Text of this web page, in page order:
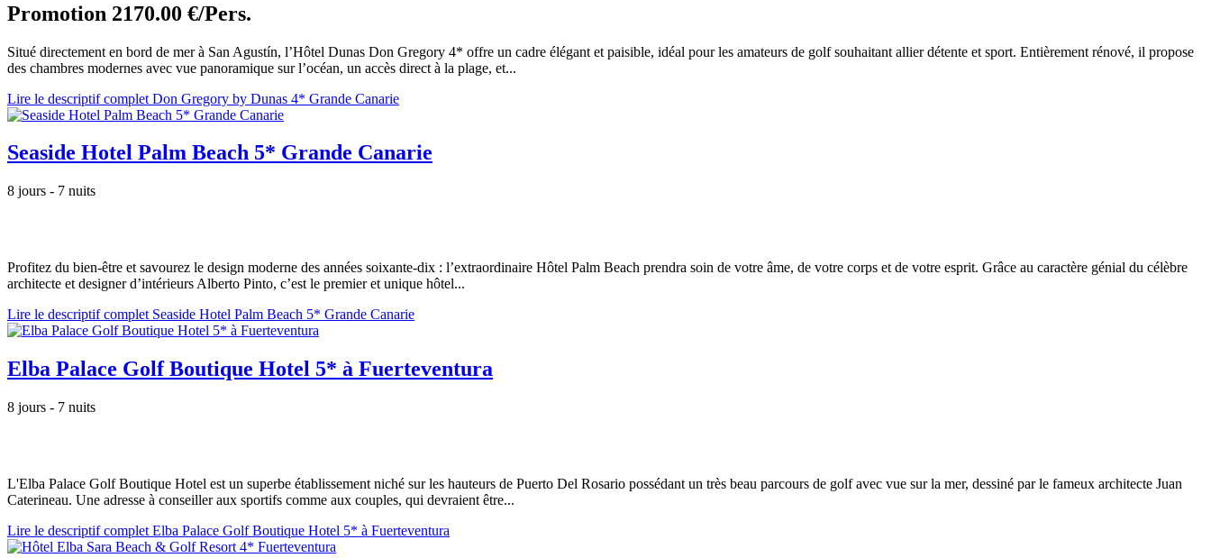
Promotion 2170.00 €/Pers.
Situé directement en bord de mer à San Agustín, l’Hôtel Dunas Don Gregory 4* offre un cadre élégant et paisible, idéal pour les amateurs de golf souhaitant allier détente et sport. Entièrement rénové, il propose
des chambres modernes avec vue panoramique sur l’océan, un accès direct à la plage, et...
Lire le descriptif complet Don Gregory by Dunas 4* Grande Canarie
Seaside Hotel Palm Beach 5* Grande Canarie
8 jours - 7 nuits
Profitez du bien-être et savourez le design moderne des années soixante-dix : l’extraordinaire Hôtel Palm Beach prendra soin de votre âme, de votre corps et de votre esprit. Grâce au caractère génial du célèbre
architecte et designer d’intérieurs Alberto Pinto, c’est le premier et unique hôtel...
Lire le descriptif complet Seaside Hotel Palm Beach 5* Grande Canarie
Elba Palace Golf Boutique Hotel 5* à Fuerteventura
8 jours - 7 nuits
L'Elba Palace Golf Boutique Hotel est un superbe établissement niché sur les hauteurs de Puerto Del Rosario possédant un très beau parcours de golf avec vue sur la mer, dessiné par le fameux architecte Juan
Caterineau. Une adresse à conseiller aux sportifs comme aux couples, qui devraient être...
Lire le descriptif complet Elba Palace Golf Boutique Hotel 5* à Fuerteventura